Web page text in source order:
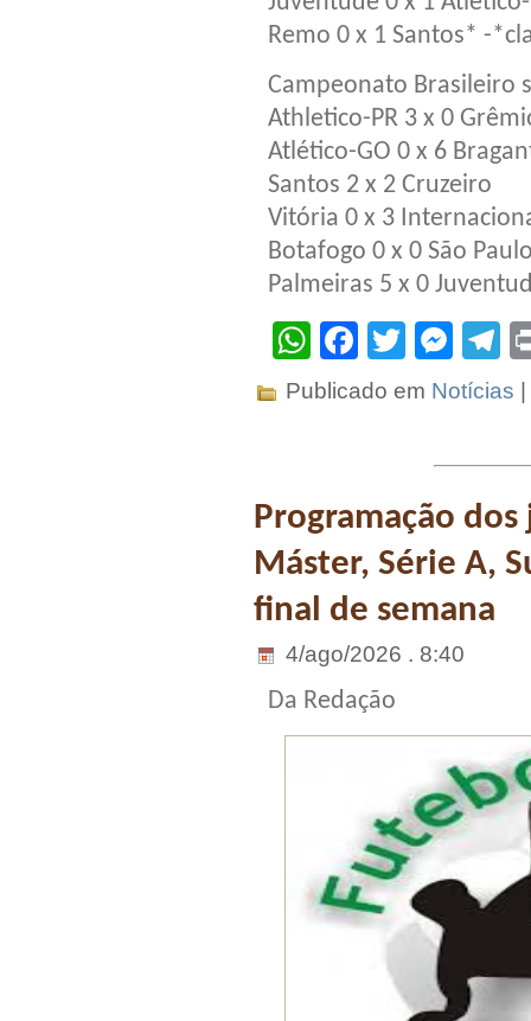
Remo 0 x 1 Santos* -
Campeonato Brasileiro
Athletico-PR 3 x 0
Atlético-GO 0 x 6
Santos 2 x 2 Cruzeiro
Vitória 0 x 3
Botafogo 0 x 0 São
Palmeiras 5 x 0
WhatsApp
Facebook
Twitter
Publicado em Notícias
Programação
Máster, Série A,
final de semana
4/ago/2026 . 8:40
Da Redação